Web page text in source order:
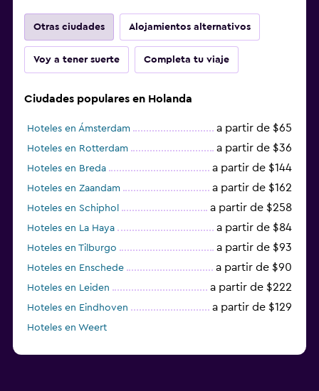
Otras ciudades Alojamientos alternativos
Voy a tener suerte Completa tu viaje
Ciudades populares en Holanda
Hoteles en Ámsterdam a partir de $65
Hoteles en Rotterdam a partir de $36
Hoteles en Breda a partir de $144
Hoteles en Zaandam a partir de $162
Hoteles en Schiphol a partir de $258
Hoteles en La Haya a partir de $84
Hoteles en Tilburgo a partir de $93
Hoteles en Enschede a partir de $90
Hoteles en Leiden a partir de $222
Hoteles en Eindhoven a partir de $129
Hoteles en Weert